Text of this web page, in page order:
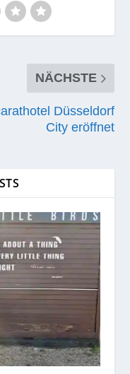
NÄCHSTE
Düsseldorf
City eröffnet